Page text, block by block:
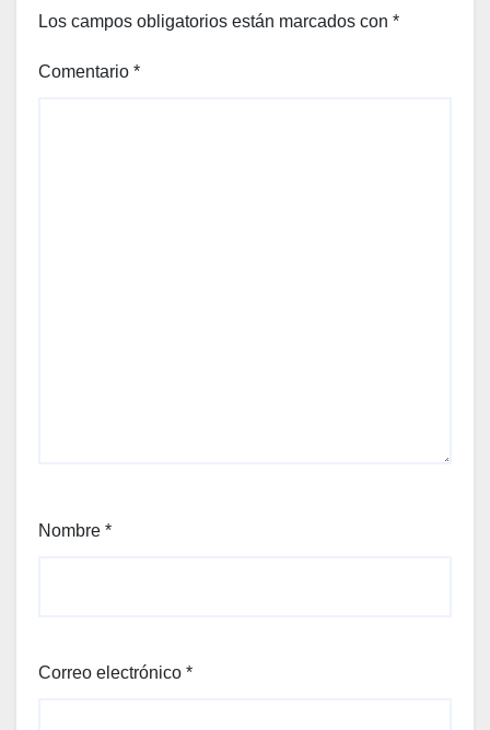
Los campos obligatorios están marcados con *
Comentario *
Nombre *
Correo electrónico *